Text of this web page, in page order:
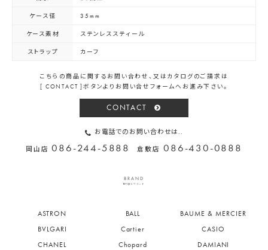
ケース径 35mm
ケース素材 ステンレススティール
ストラップ カーフ
こちらの商品に関するお問い合わせ、又はカタログのご請求は
[ CONTACT ]ボタンよりお問い合せフォームへお進み下さい。
CONTACT
お電話でのお問い合わせは..
岡山店086-244-5888 倉敷店 086-430-0888
BRAND
取り扱いブランド
ASTRON BALL
BAUME & MERCIER
BVLGARI
Cartier
CASIO
CHANEL
Chopard
DAMIANI